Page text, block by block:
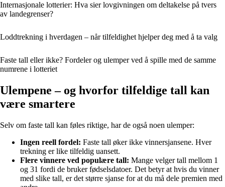
Internasjonale lotterier: Hva sier lovgivningen om deltakelse på tvers
av landegrenser?
Loddtrekning i hverdagen – når tilfeldighet hjelper deg med å ta valg
Faste tall eller ikke? Fordeler og ulemper ved å spille med de samme
numrene i lotteriet
Ulempene – og hvorfor tilfeldige tall kan
være smartere
Selv om faste tall kan føles riktige, har de også noen ulemper:
Ingen reell fordel: Faste tall øker ikke vinnersjansene. Hver
trekning er like tilfeldig uansett.
Flere vinnere ved populære tall: Mange velger tall mellom 1
og 31 fordi de bruker fødselsdatoer. Det betyr at hvis du vinner
med slike tall, er det større sjanse for at du må dele premien med